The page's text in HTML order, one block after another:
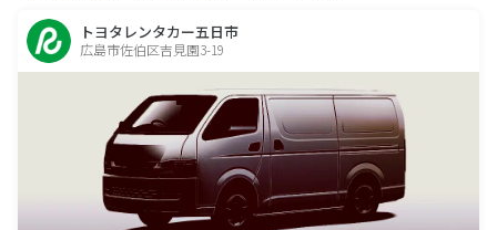
トヨタレンタカー五日市
広島市佐伯区吉見園3-19